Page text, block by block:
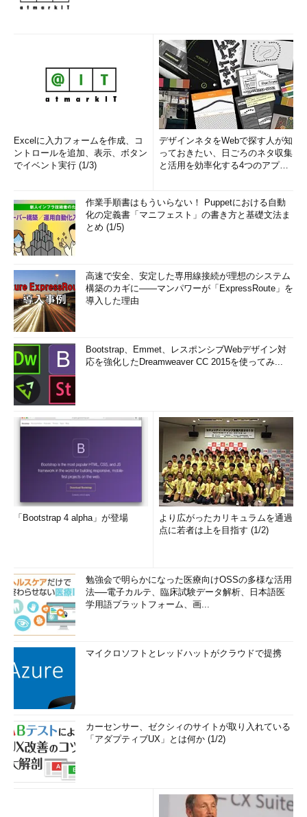
Excelに入力フォームを作成、コ
ントロールを追加、表示、ボタン
でイベント実行 (1/3)
デザインネタをWebで探す人が知
っておきたい、日ごろのネタ収集
と活用を効率化する4つのアプリ
作業手順書はもういらない！ Puppetにおける自動
化の定義書「マニフェスト」の書き方と基礎文法ま
とめ (1/5)
高速で安全、安定した専用線接続が理想のシステム
構築のカギに――マンパワーが「ExpressRoute」を
導入した理由
Bootstrap、Emmet、レスポンシブWebデザイン対
応を強化したDreamweaver CC 2015を使ってみ...
「Bootstrap 4 alpha」が登場
より広がったカリキュラムを通過
点に若者は上を目指す (1/2)
勉強会で明らかになった医療向けOSSの多様な活用
法──電子カルテ、臨床試験データ解析、日本語医
学用語プラットフォーム、画...
マイクロソフトとレッドハットがクラウドで提携
カーセンサー、ゼクシィのサイトが取り入れている
「アダプティブUX」とは何か (1/2)